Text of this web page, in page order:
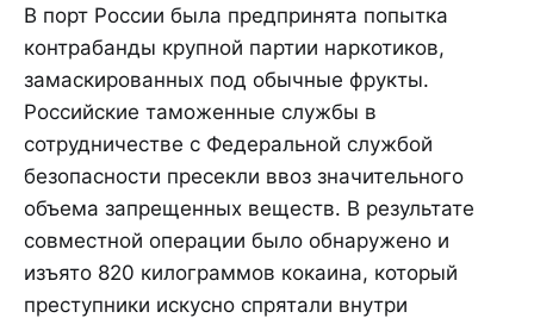
В порт России была предпринята попытка
контрабанды крупной партии наркотиков,
замаскированных под обычные фрукты.
Российские таможенные службы в
сотрудничестве с Федеральной службой
безопасности пресекли ввоз значительного
объема запрещенных веществ. В результате
совместной операции было обнаружено и
изъято 820 килограммов кокаина, который
преступники искусно спрятали внутри